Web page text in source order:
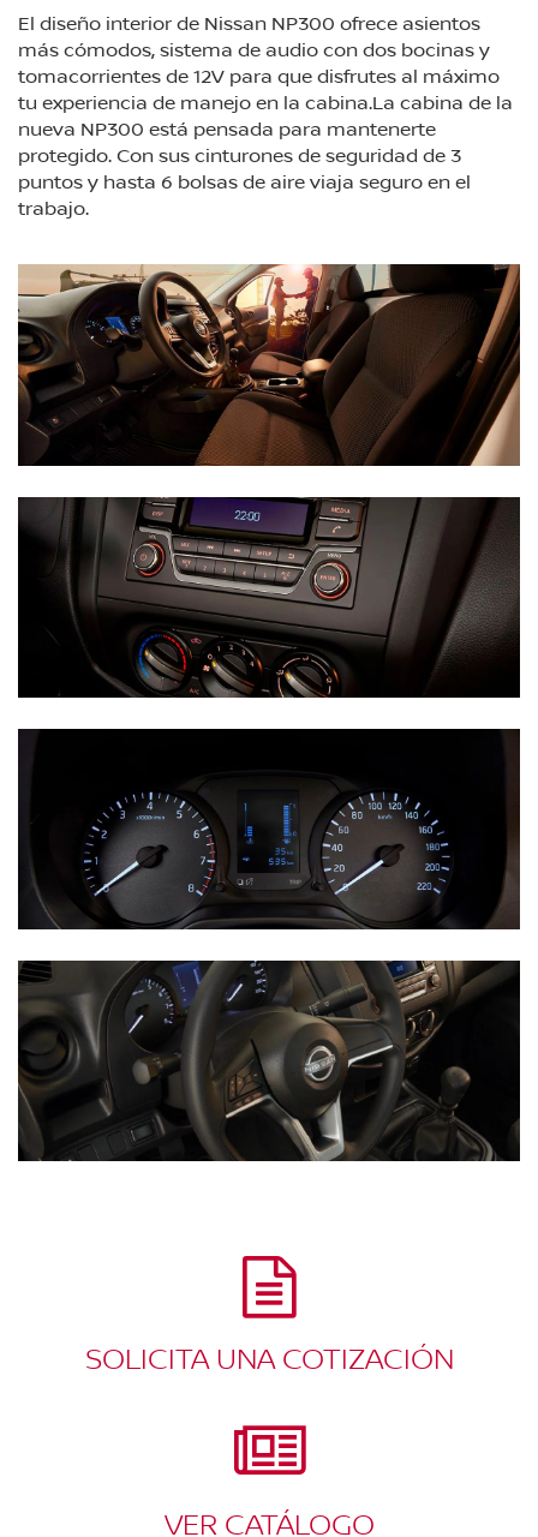
El diseño interior de Nissan NP300 ofrece asientos
más cómodos, sistema de audio con dos bocinas y
tomacorrientes de 12V para que disfrutes al máximo
tu experiencia de manejo en la cabina.La cabina de la
nueva NP300 está pensada para mantenerte
protegido. Con sus cinturones de seguridad de 3
puntos y hasta 6 bolsas de aire viaja seguro en el
trabajo.
SOLICITA UNA COTIZACIÓN
VER CATÁLOGO